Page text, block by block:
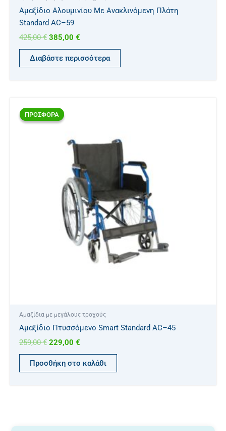
Aμαξίδιο Αλουμινίου Με Ανακλινόμενη Πλάτη
Standard AC–59
425,00€ 385,00 €
Διαβάστε περισσότερα
ΠΡΟΣΦΟΡΑ
ΠΡΟΣΦΟΡΑ
Αμαξίδια με μεγάλους τροχούς
Aμαξίδιο Πτυσσόμενο Smart Standard AC–45
259,00€
price
was:
229,00 €
229,00 €.
Προσθήκη στο καλάθι